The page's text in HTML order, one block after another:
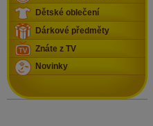
Dětské oblečení
Dárkové předměty
Znáte z TV
Novinky